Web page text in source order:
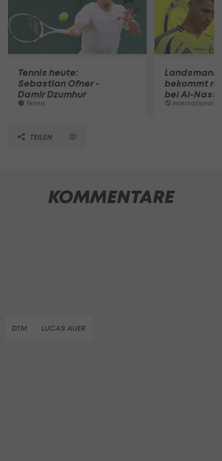
Tennis heute:
Sebastian Ofner -
Damir Dzumhur
Tennis
bekommt
bei Al-Nassr
International
TEILEN
KOMMENTARE
DTM LUCAS AUER